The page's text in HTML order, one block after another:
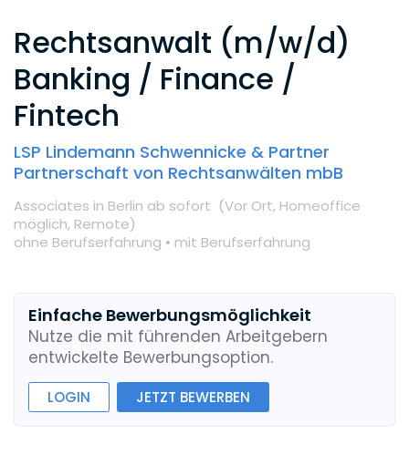
Rechtsanwalt (m/w/d)
Banking / Finance /
Fintech
LSP Lindemann Schwennicke & Partner
Partnerschaft von Rechtsanwälten mbB
Associates in Berlin ab sofort (Vor Ort, Homeoffice
möglich, Remote)
ohne Berufserfahrung • mit Berufserfahrung
Einfache Bewerbungsmöglichkeit
Nutze die mit führenden Arbeitgebern
entwickelte Bewerbungsoption.
LOGIN JETZT BEWERBEN